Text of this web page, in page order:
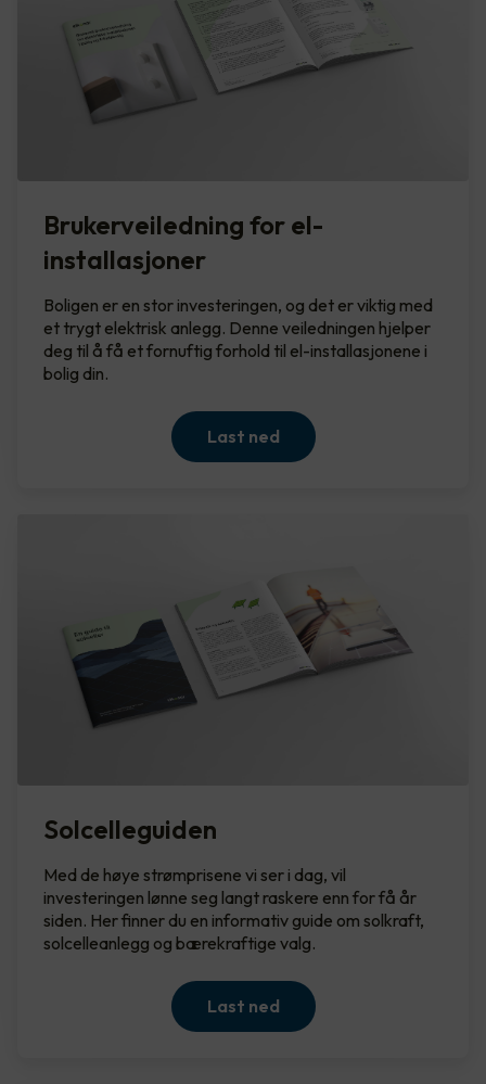
Brukerveiledning for el-
installasjoner
Boligen er en stor investeringen, og det er viktig med
et trygt elektrisk anlegg. Denne veiledningen hjelper
deg til å få et fornuftig forhold til el-installasjonene i
bolig din.
Last ned
Solcelleguiden
Med de høye strømprisene vi ser i dag, vil
investeringen lønne seg langt raskere enn for få år
siden. Her finner du en informativ guide om solkraft,
solcelleanlegg og bærekraftige valg.
Last ned